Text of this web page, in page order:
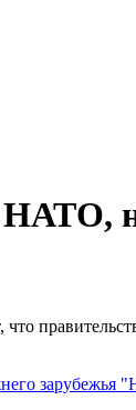
зарубежья